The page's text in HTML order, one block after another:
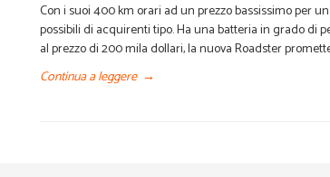
Con i suoi 400 km orari ad un prezzo bassissimo per
possibili di acquirenti tipo. Ha una batteria in grado di
al prezzo di 200 mila dollari, la nuova Roadster
Continua a leggere →